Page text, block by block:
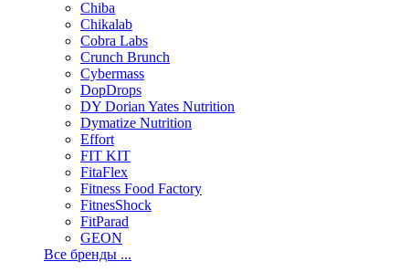
Chiba
Chikalab
Cobra Labs
Crunch Brunch
Cybermass
DopDrops
DY Dorian Yates Nutrition
Dymatize Nutrition
Effort
FIT KIT
FitaFlex
Fitness Food Factory
FitnesShock
FitParad
GEON
Все бренды ...